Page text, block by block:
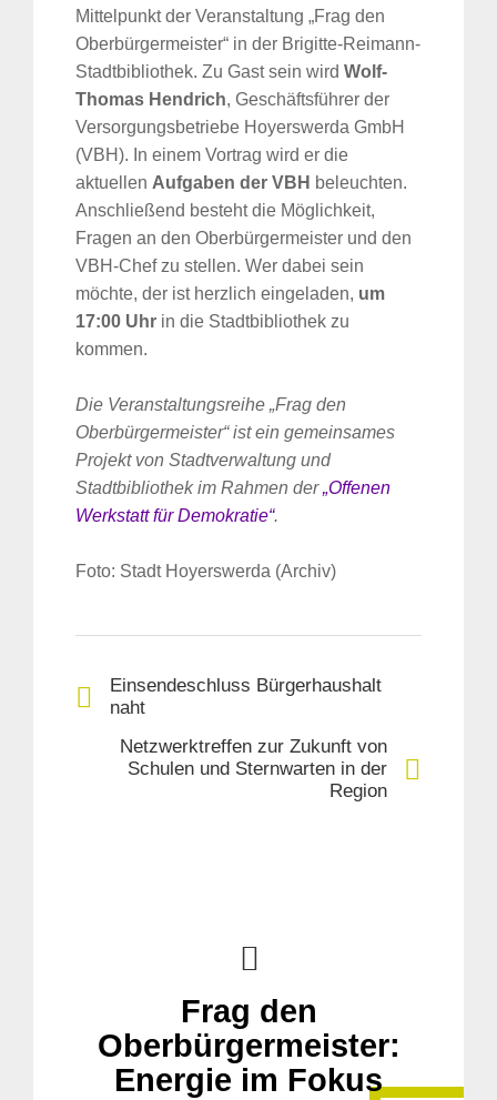
Mittelpunkt der Veranstaltung „Frag den
Oberbürgermeister“ in der Brigitte-Reimann-
Stadtbibliothek. Zu Gast sein wird Wolf-
Thomas Hendrich, Geschäftsführer der
Versorgungsbetriebe Hoyerswerda GmbH
(VBH). In einem Vortrag wird er die
aktuellen Aufgaben der VBH beleuchten.
Anschließend besteht die Möglichkeit,
Fragen an den Oberbürgermeister und den
VBH-Chef zu stellen. Wer dabei sein
möchte, der ist herzlich eingeladen, um
17:00 Uhr in die Stadtbibliothek zu
kommen.
Die Veranstaltungsreihe „Frag den
Oberbürgermeister“ ist ein gemeinsames
Projekt von Stadtverwaltung und
Stadtbibliothek im Rahmen der„Offenen
Werkstatt für Demokratie“.
Foto: Stadt Hoyerswerda (Archiv)
Einsendeschluss Bürgerhaushalt
naht
Netzwerktreffen zur Zukunft von
Schulen und Sternwarten in der
Region
Frag den
Oberbürgermeister:
Energie im Fokus